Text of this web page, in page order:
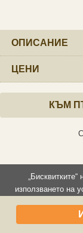
ОПИСАНИЕ
ЦЕНИ
КЪМ
използването на